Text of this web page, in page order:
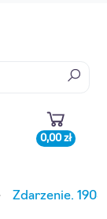
0,00 zł
Zdarzenie. 1908